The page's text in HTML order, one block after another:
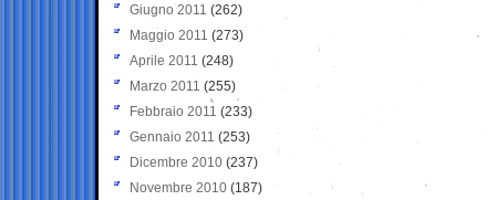
Giugno 2011 (262)
Maggio 2011 (273)
Aprile 2011 (248)
Marzo 2011 (255)
Febbraio 2011 (233)
Gennaio 2011 (253)
Dicembre 2010 (237)
Novembre 2010 (187)